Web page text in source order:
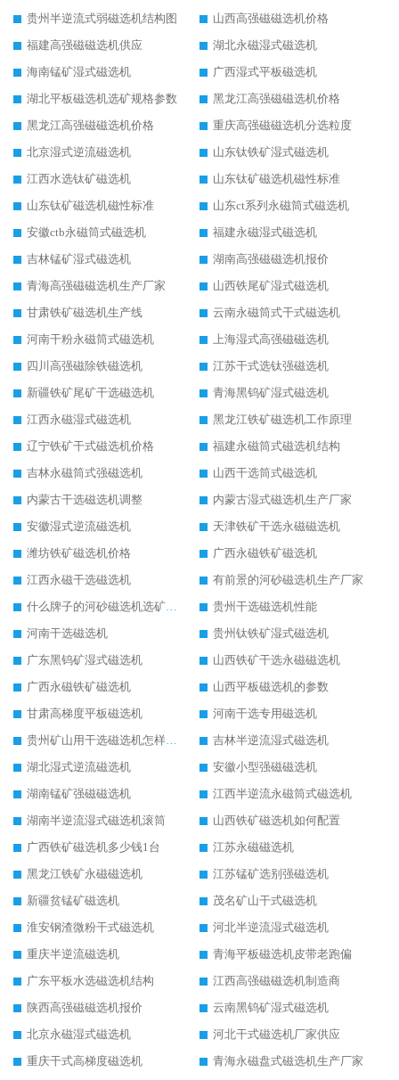
贵州半逆流式弱磁选机结构图
山西高强磁磁选机价格
福建高强磁磁选机供应
湖北永磁湿式磁选机
海南锰矿湿式磁选机
广西湿式平板磁选机
湖北平板磁选机选矿规格参数
黑龙江高强磁磁选机价格
黑龙江高强磁磁选机价格
重庆高强磁磁选机分选粒度
北京湿式逆流磁选机
山东钛铁矿湿式磁选机
江西水选钛矿磁选机
山东钛矿磁选机磁性标准
山东钛矿磁选机磁性标准
山东ct系列永磁筒式磁选机
安徽ctb永磁筒式磁选机
福建永磁湿式磁选机
吉林锰矿湿式磁选机
湖南高强磁磁选机报价
青海高强磁磁选机生产厂家
山西铁尾矿湿式磁选机
甘肃铁矿磁选机生产线
云南永磁筒式干式磁选机
河南干粉永磁筒式磁选机
上海湿式高强磁磁选机
四川高强磁除铁磁选机
江苏干式选钛强磁选机
新疆铁矿尾矿干选磁选机
青海黑钨矿湿式磁选机
江西永磁湿式磁选机
黑龙江铁矿磁选机工作原理
辽宁铁矿干式磁选机价格
福建永磁筒式磁选机结构
吉林永磁筒式强磁选机
山西干选筒式磁选机
内蒙古干选磁选机调整
内蒙古湿式磁选机生产厂家
安徽湿式逆流磁选机
天津铁矿干选永磁磁选机
潍坊铁矿磁选机价格
广西永磁铁矿磁选机
江西永磁干选磁选机
有前景的河砂磁选机生产厂家
什么牌子的河砂磁选机选矿效果好
贵州干选磁选机性能
河南干选磁选机
贵州钛铁矿湿式磁选机
广东黑钨矿湿式磁选机
山西铁矿干选永磁磁选机
广西永磁铁矿磁选机
山西平板磁选机的参数
甘肃高梯度平板磁选机
河南干选专用磁选机
贵州矿山用干选磁选机怎样调磁
吉林半逆流湿式磁选机
湖北湿式逆流磁选机
安徽小型强磁磁选机
湖南锰矿强磁磁选机
江西半逆流永磁筒式磁选机
湖南半逆流湿式磁选机滚筒
山西铁矿磁选机如何配置
广西铁矿磁选机多少钱1台
江苏永磁磁选机
黑龙江铁矿永磁磁选机
江苏锰矿选别强磁选机
新疆贫锰矿磁选机
茂名矿山干式磁选机
淮安钢渣微粉干式磁选机
河北半逆流湿式磁选机
重庆半逆流磁选机
青海平板磁选机皮带老跑偏
广东平板水选磁选机结构
江西高强磁磁选机制造商
陕西高强磁磁选机报价
云南黑钨矿湿式磁选机
北京永磁湿式磁选机
河北干式磁选机厂家供应
重庆干式高梯度磁选机
青海永磁盘式磁选机生产厂家